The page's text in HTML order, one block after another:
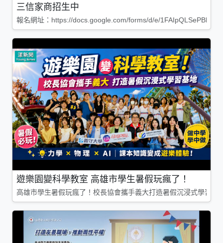
三信家商招生中
報名網址：https://docs.google.com/forms/d/e/
遊樂園變科學教室 高雄市學生暑假玩瘋了！
高雄市學生暑假玩瘋了！校長協會攜手義大打造暑假沉浸式學習基